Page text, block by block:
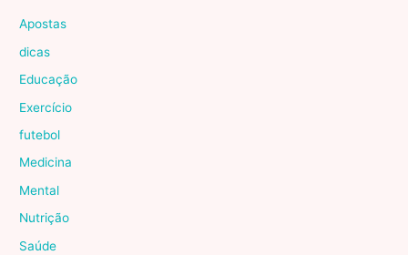
Apostas
dicas
Educação
Exercício
futebol
Medicina
Mental
Nutrição
Saúde